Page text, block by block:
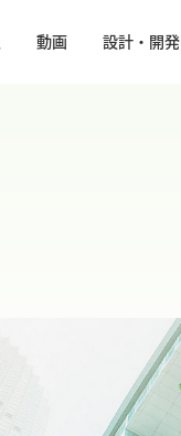
動画 設計・開発